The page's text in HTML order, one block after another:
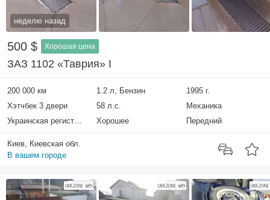
неделю назад
500 $ Хорошая цена
ЗАЗ 1102 «Таврия» I
200 000 км 1.2 л, Бензин
1995 г.
Хэтчбек 3 двери
58 л.с.
Механика
Украинская регистрация
Хорошее Передний
Киев, Киевская обл.
В вашем городе